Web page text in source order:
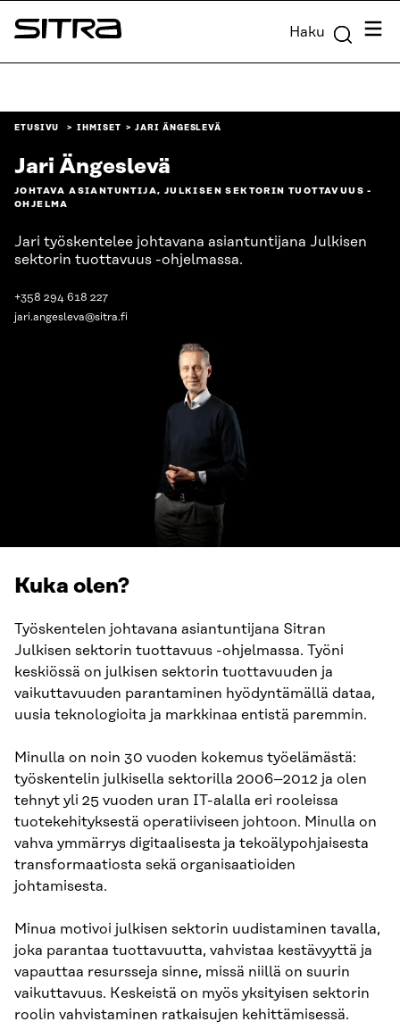
Siirry
suoraan
Sitra Haku
ETUSIVU IHMISET JARI ÄNGESLEVÄ
Jari Ängeslevä
JOHTAVA ASIANTUNTIJA, JULKISEN SEKTORIN TUOTTAVUUS -
OHJELMA
Jari työskentelee johtavana asiantuntijana Julkisen
sektorin tuottavuus -ohjelmassa.
+358 294 618 227
jari.angesleva@sitra.fi
Kuka olen?
Työskentelen johtavana asiantuntijana Sitran
Julkisen sektorin tuottavuus -ohjelmassa. Työni
keskiössä on julkisen sektorin tuottavuuden ja
vaikuttavuuden parantaminen hyödyntämällä dataa,
uusia teknologioita ja markkinaa entistä paremmin.
Minulla on noin 30 vuoden kokemus työelämästä:
työskentelin julkisella sektorilla 2006–2012 ja olen
tehnyt yli 25 vuoden uran IT-alalla eri rooleissa
tuotekehityksestä operatiiviseen johtoon. Minulla on
vahva ymmärrys digitaalisesta ja tekoälypohjaisesta
transformaatiosta sekä organisaatioiden
johtamisesta.
Minua motivoi julkisen sektorin uudistaminen tavalla,
joka parantaa tuottavuutta, vahvistaa kestävyyttä ja
vapauttaa resursseja sinne, missä niillä on suurin
vaikuttavuus. Keskeistä on myös yksityisen sektorin
roolin vahvistaminen ratkaisujen kehittämisessä.